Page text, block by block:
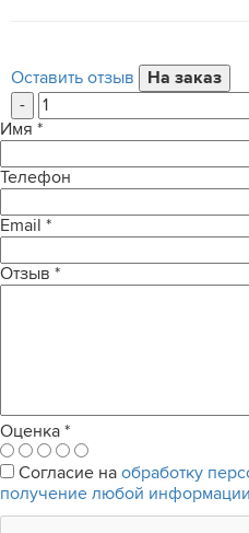
Оставить отзыв
-
Имя *
Телефон
Email *
Отзыв *
Оценка *
Согласие на обработку
получение любой